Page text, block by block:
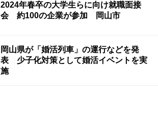
2024年春卒の大学生らに向け就職面接
会 約100の企業が参加 岡山市
岡山県が「婚活列車」の運行などを発
表 少子化対策として婚活イベントを実
施